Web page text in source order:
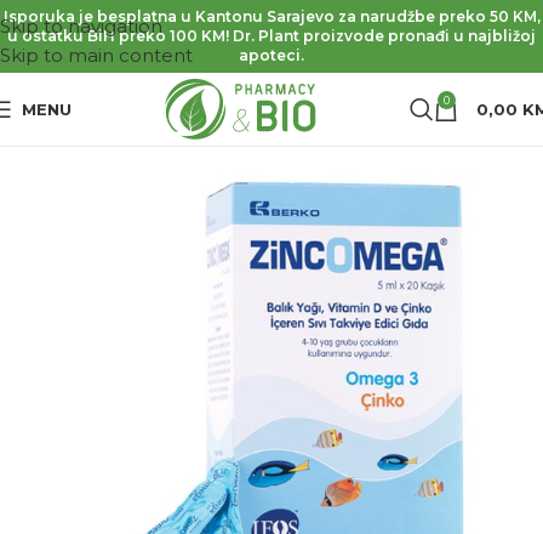
Skip to navigation
Skip to main content
Isporuka je besplatna u Kantonu Sarajevo za narudžbe preko 50 KM,
u ostatku BiH preko 100 KM! Dr. Plant proizvode pronađi u najbližoj
apoteci.
MENU 0 0,00